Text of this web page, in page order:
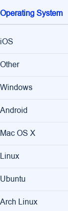
Operating System
iOS
Other
Windows
Android
Mac OS X
Linux
Ubuntu
Arch Linux